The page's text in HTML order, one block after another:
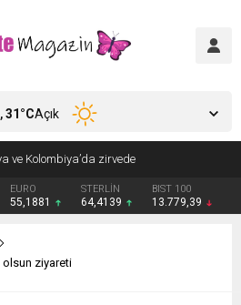
EURO
55,1881
STERLİN
64,4139
BIST 100
13.779,39
31°CAçık
olsun ziyareti